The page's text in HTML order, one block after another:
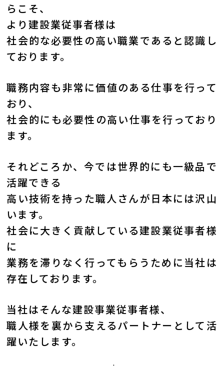
らこそ、
より建設業従事者様は
社会的な必要性の高い職業であると認識し
ております。
職務内容も非常に価値のある仕事を行って
おり、
社会的にも必要性の高い仕事を行っており
ます。
それどころか、今では世界的にも一級品で
活躍できる
高い技術を持った職人さんが日本には沢山
います。
社会に大きく貢献している建設業従事者様
に
業務を滞りなく行ってもらうために当社は
存在しております。
当社はそんな建設事業従事者様、
職人様を裏から支えるパートナーとして活
躍いたします。